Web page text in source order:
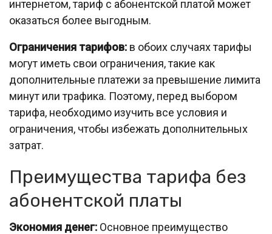
интернетом, тариф с абонентской платой может
оказаться более выгодным.
Ограничения тарифов: в обоих случаях тарифы
могут иметь свои ограничения, такие как
дополнительные платежи за превышение лимита
минут или трафика. Поэтому, перед выбором
тарифа, необходимо изучить все условия и
ограничения, чтобы избежать дополнительных
затрат.
Преимущества тарифа без
абонентской платы
Экономия денег: Основное преимущество